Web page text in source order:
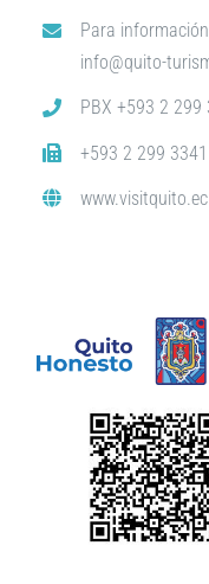
Para
info@quito-
PBX +593 2
+593 2 299 3341
www.visitquito.ec